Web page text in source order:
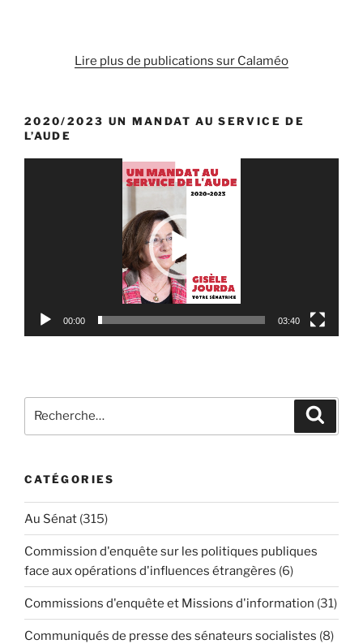
Lire plus de publications sur Calaméo
2020/2023 UN MANDAT AU SERVICE DE
L’AUDE
00:00 03:40
CATÉGORIES
Au Sénat (315)
Commission d'enquête sur les politiques publiques
face aux opérations d'influences étrangères (6)
Commissions d'enquête et Missions d'information (31)
Communiqués de presse des sénateurs socialistes (8)